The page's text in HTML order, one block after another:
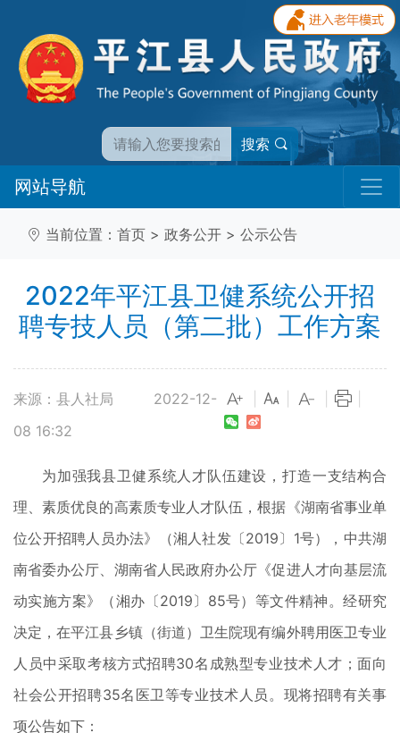
搜索
网站导航
当前位置： 首页 > 政务公开 > 公示公告
2022年平江县卫健系统公开招
聘专技人员（第二批）工作方案
来源：县人社局
2022-12-
08 16:32
为加强我县卫健系统人才队伍建设，打造一支结构合
理、素质优良的高素质专业人才队伍，根据《湖南省事业单
位公开招聘人员办法》（湘人社发〔2019〕1号），中共湖
南省委办公厅、湖南省人民政府办公厅《促进人才向基层流
动实施方案》（湘办〔2019〕85号）等文件精神。经研究
决定，在平江县乡镇（街道）卫生院现有编外聘用医卫专业
人员中采取考核方式招聘30名成熟型专业技术人才；面向
社会公开招聘35名医卫等专业技术人员。现将招聘有关事
项公告如下：